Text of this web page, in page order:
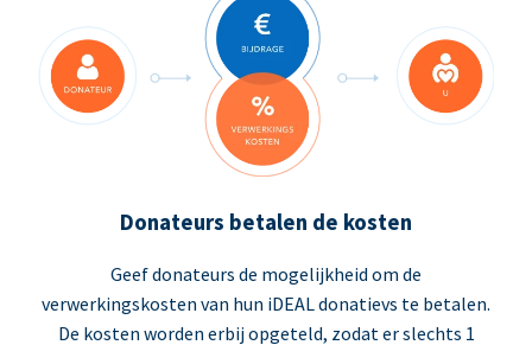
Donateurs betalen de kosten
Geef donateurs de mogelijkheid om de
verwerkingskosten van hun iDEAL donatievs te betalen.
De kosten worden erbij opgeteld, zodat er slechts 1